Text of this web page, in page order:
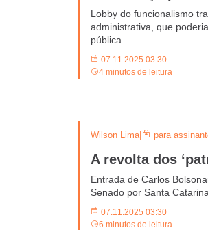
Lobby do funcionalismo
administrativa, que
pública...
07.11.2025 03:30
4 minutos de leitura
Wilson Lima| para
A revolta dos
Entrada de Carlos
Senado por Santa
07.11.2025 03:30
6 minutos de leitura